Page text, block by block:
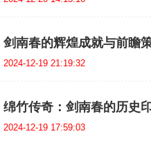
剑南春的辉煌成就与前瞻
2024-12-19 21:19:32
绵竹传奇：剑南春的历史
2024-12-19 17:59:03